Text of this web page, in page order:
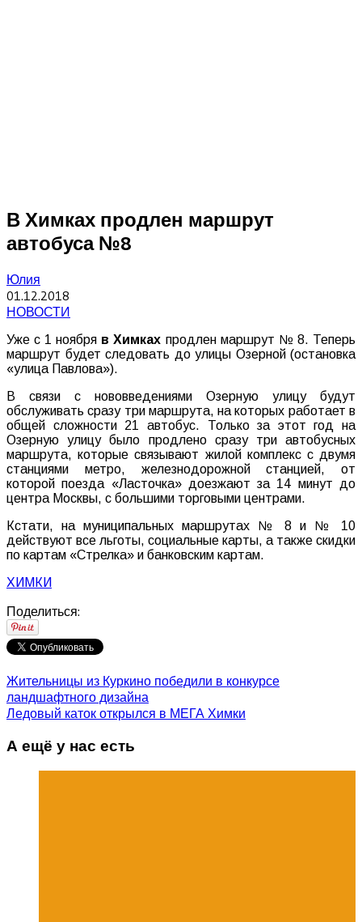
В Химках продлен маршрут
автобуса №8
Юлия
01.12.2018
НОВОСТИ
Уже с 1 ноября в Химках продлен маршрут № 8. Теперь
маршрут будет следовать до улицы Озерной (остановка
«улица Павлова»).
В связи с нововведениями Озерную улицу будут
обслуживать сразу три маршрута, на которых работает в
общей сложности 21 автобус. Только за этот год на
Озерную улицу было продлено сразу три автобусных
маршрута, которые связывают жилой комплекс с двумя
станциями метро, железнодорожной станцией, от
которой поезда «Ласточка» доезжают за 14 минут до
центра Москвы, с большими торговыми центрами.
Кстати, на муниципальных маршрутах № 8 и № 10
действуют все льготы, социальные карты, а также скидки
по картам «Стрелка» и банковским картам.
ХИМКИ
Поделиться:
Жительницы из Куркино победили в конкурсе
ландшафтного дизайна
Ледовый каток открылся в МЕГА Химки
А ещё у нас есть